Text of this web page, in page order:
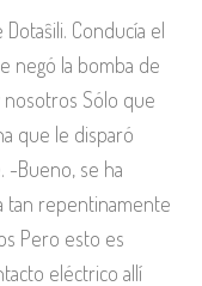
Conducía el
negó la bomba de
nosotros Sólo que
que le disparó
-Bueno, se ha
tan repentinamente
Pero esto es
eléctrico allí